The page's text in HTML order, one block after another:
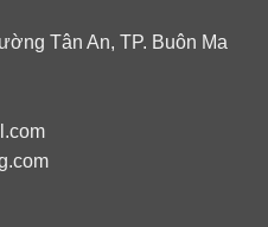
Tân An, TP. Buôn Ma